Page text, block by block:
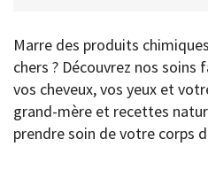
Marre des produits
chers ? Découvrez nos
vos cheveux, vos yeux et
grand-mère et recettes
prendre soin de votre corps